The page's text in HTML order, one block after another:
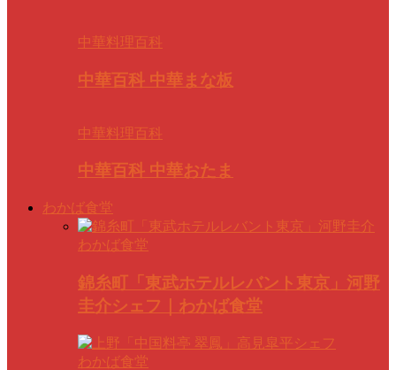
中華料理百科
中華百科 中華まな板
中華料理百科
中華百科 中華おたま
わかば食堂
わかば食堂
錦糸町「東武ホテルレバント東京」河野
圭介シェフ｜わかば食堂
わかば食堂